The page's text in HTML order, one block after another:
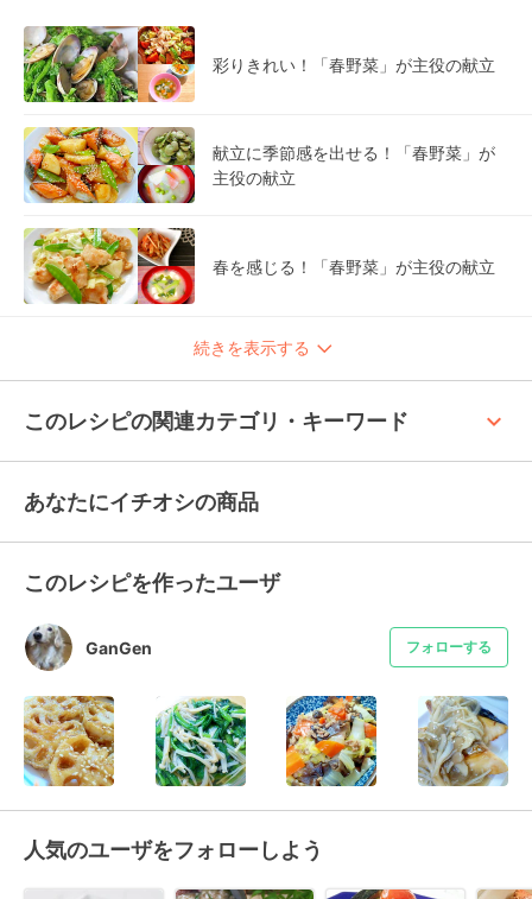
彩りきれい！「春野菜」が主役の献立
献立に季節感を出せる！「春野菜」が
主役の献立
春を感じる！「春野菜」が主役の献立
続きを表示する
このレシピの関連カテゴリ・キーワード keyboard_arrow_up
あなたにイチオシの商品
このレシピを作ったユーザ
GanGen フォローする
人気のユーザをフォローしよう